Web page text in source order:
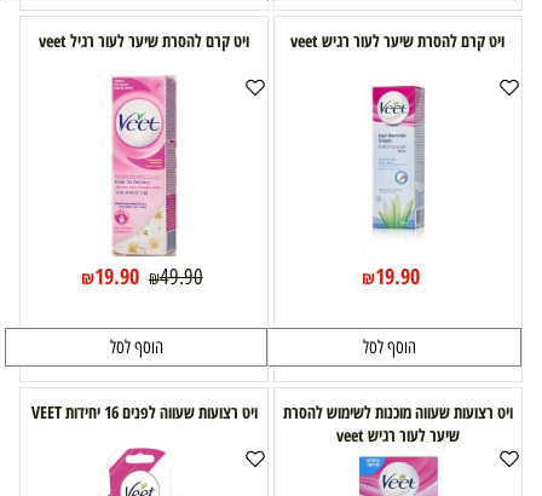
ויט קרם להסרת שיער לעור רגיש veet
₪19.90
הוסף לסל
ויט קרם להסרת שיער לעור רגיל veet
₪49.90
₪19.90
הוסף לסל
ויט רצועות שעווה מוכנות לשימוש להסרת
שיער לעור רגיש veet
ויט רצועות שעווה לפנים 16 יחידות VEET